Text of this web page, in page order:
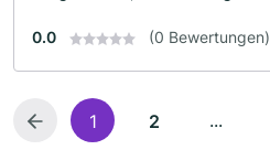
0.0 (0 Bewertungen)
1 2 ...